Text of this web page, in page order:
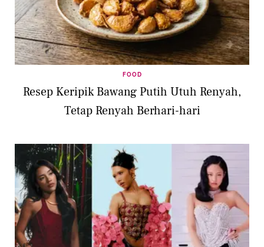
FOOD
Resep Keripik Bawang Putih Utuh Renyah,
Tetap Renyah Berhari-hari